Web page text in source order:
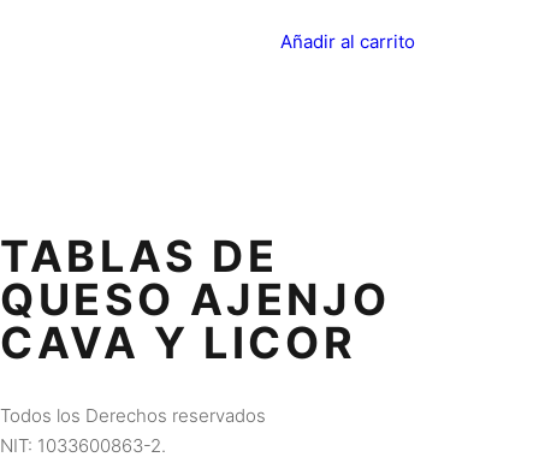
Añadir al carrito
TABLAS DE
QUESO AJENJO
CAVA Y LICOR
Todos los Derechos reservados
NIT: 1033600863-2.